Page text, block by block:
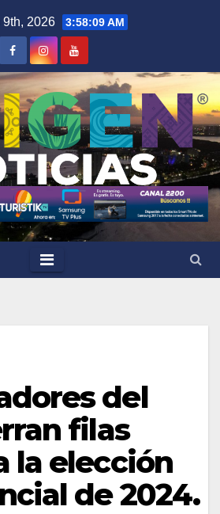
9th, 2026 3:58:10 AM
del
filas
la elección
de 2024.